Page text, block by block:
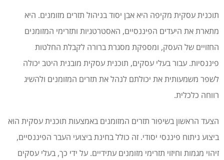
תוכנית עסקית מקיפה היא אבן יסוד בניהול תזרים מזומנים. היא
מתארת את היעדים הפיננסיים, האסטרטגיות ותזרימי המזומנים
החזויים של העסק, ומספקת מסגרת ברורה לקבלת החלטות
פיננסיות. עבור בעלי עסקים, תוכנית עסקית מובנית היטב יכולה
לשפר משמעותית את יכולתם לנהל את תזרים המזומנים ולהשיג
רווחה כלכלית.
הצעד הראשון בשיפור תזרים המזומנים באמצעות תוכנית עסקית הוא
ביצוע ניתוח פיננסי יסודי. זה כולל בחינת ביצועי העבר הפיננסיים,
זיהוי מגמות וחיזוי תזרימי מזומנים עתידיים. על ידי כך, בעלי עסקים